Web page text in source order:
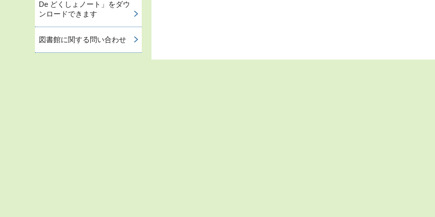
De どくしょノート」をダウ
ンロードできます
図書館に関する問い合わせ